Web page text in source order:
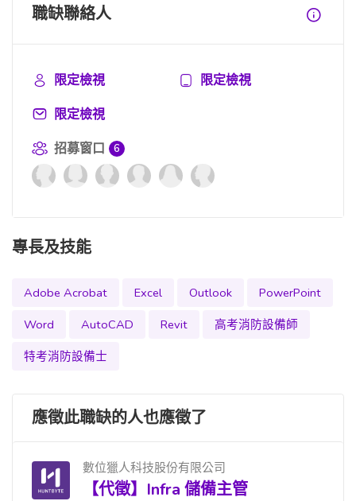
職缺聯絡人
限定檢視
限定檢視
限定檢視
招募窗口
6
專長及技能
Adobe Acrobat Excel Outlook
PowerPoint
Word
AutoCAD Revit
高考消防設備師
特考消防設備士
應徵此職缺的人也應徵了
數位獵人科技股份有限公司
【代徵】Infra 儲備主管